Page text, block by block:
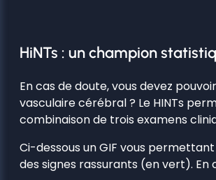
HiNTs : un champion
En cas de doute, vous devez
vasculaire cérébral ? Le HINTs
combinaison de trois examens
Ci-dessous un GIF vous
des signes rassurants (en vert).